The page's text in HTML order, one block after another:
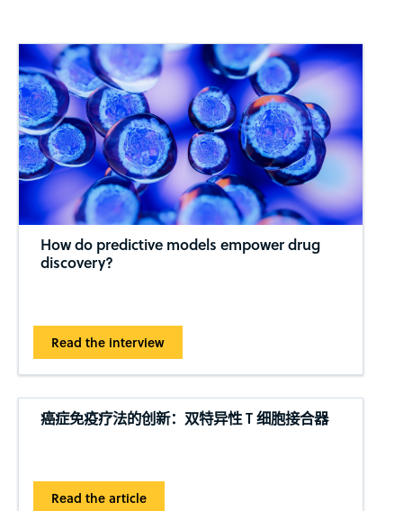
How do predictive models empower drug
discovery?
Read the interview
癌症免疫疗法的创新：双特异性 T 细胞接合器
Read the article